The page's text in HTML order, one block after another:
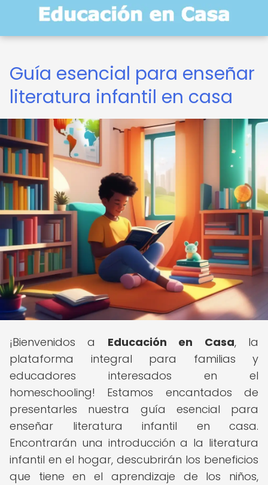
Guía esencial para enseñar
literatura infantil en casa
¡Bienvenidos a Educación en Casa, la
plataforma integral para familias y
educadores interesados en el
homeschooling! Estamos encantados de
presentarles nuestra guía esencial para
enseñar literatura infantil en casa.
Encontrarán una introducción a la literatura
infantil en el hogar, descubrirán los beneficios
que tiene en el aprendizaje de los niños,